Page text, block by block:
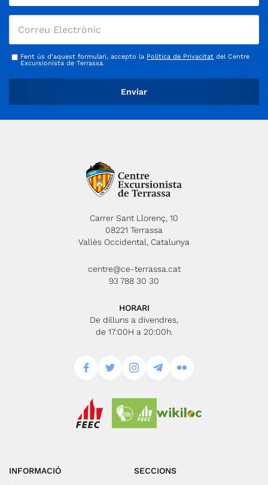
Fent ús d'aquest formulari, accepto la Política de Privacitat del Centre
Excursionista de Terrassa.
Carrer Sant Llorenç, 10
08221 Terrassa
Vallès Occidental, Catalunya
centre@ce-terrassa.cat
93 788 30 30
HORARI
De dilluns a divendres,
de 17:00H a 20:00h.
INFORMACIÓ SECCIONS